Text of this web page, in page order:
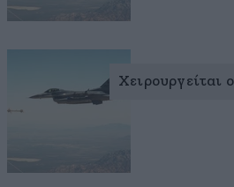
Χειρουργείται